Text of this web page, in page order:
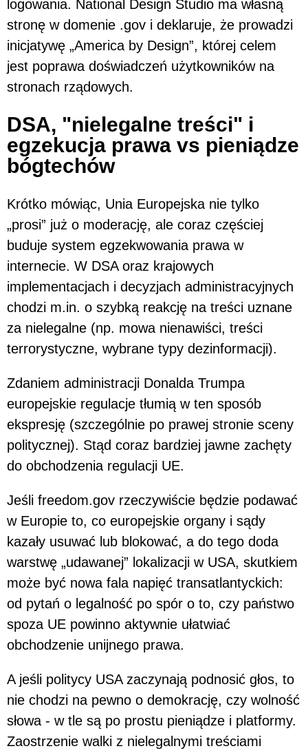
logowania. National Design Studio ma własną
stronę w domenie .gov i deklaruje, że prowadzi
inicjatywę „America by Design”, której celem
jest poprawa doświadczeń użytkowników na
stronach rządowych.
DSA, "nielegalne treści" i
egzekucja prawa vs pieniądze
bógtechów
Krótko mówiąc, Unia Europejska nie tylko
„prosi” już o moderację, ale coraz częściej
buduje system egzekwowania prawa w
internecie. W DSA oraz krajowych
implementacjach i decyzjach administracyjnych
chodzi m.in. o szybką reakcję na treści uznane
za nielegalne (np. mowa nienawiści, treści
terrorystyczne, wybrane typy dezinformacji).
Zdaniem administracji Donalda Trumpa
europejskie regulacje tłumią w ten sposób
ekspresję (szczególnie po prawej stronie sceny
politycznej). Stąd coraz bardziej jawne zachęty
do obchodzenia regulacji UE.
Jeśli freedom.gov rzeczywiście będzie podawać
w Europie to, co europejskie organy i sądy
kazały usuwać lub blokować, a do tego doda
warstwę „udawanej” lokalizacji w USA, skutkiem
może być nowa fala napięć transatlantyckich:
od pytań o legalność po spór o to, czy państwo
spoza UE powinno aktywnie ułatwiać
obchodzenie unijnego prawa.
A jeśli politycy USA zaczynają podnosić głos, to
nie chodzi na pewno o demokrację, czy wolność
słowa - w tle są po prostu pieniądze i platformy.
Zaostrzenie walki z nielegalnymi treściami